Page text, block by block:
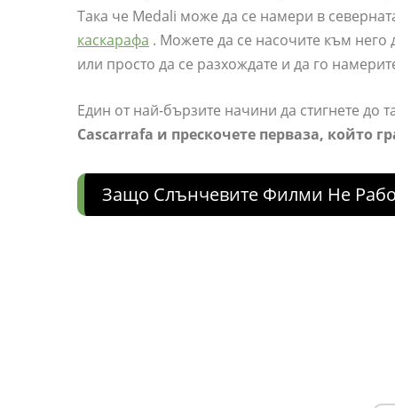
Така че Medali може да се намери в
каскарафа . Можете да се насочите към него
или просто да се разхождате и да го
Един от най-бързите начини да стигнете до
Cascarrafa и прескочете перваза, който
Защо Слънчевите Филми Не